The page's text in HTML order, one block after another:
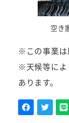
空き
※この事業は
※天候等によ
あります。